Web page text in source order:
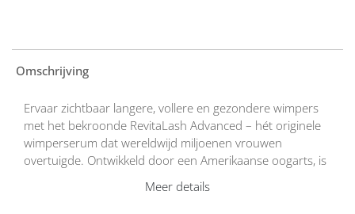
Omschrijving
Ervaar zichtbaar langere, vollere en gezondere wimpers
met het bekroonde RevitaLash Advanced – hét originele
wimperserum dat wereldwijd miljoenen vrouwen
overtuigde. Ontwikkeld door een Amerikaanse oogarts, is
effectieve en veilige wimperverzorgingsproducten op de
Meer details